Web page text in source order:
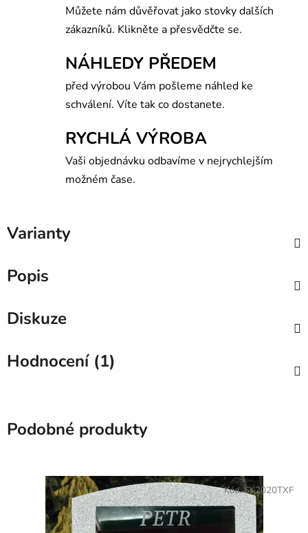
Můžete nám důvěřovat jako stovky dalších
zákazníků. Klikněte a přesvědčte se.
NÁHLEDY PŘEDEM
před výrobou Vám pošleme náhled ke
schválení. Víte tak co dostanete.
RYCHLÁ VÝROBA
Vaši objednávku odbavíme v nejrychlejším
možném čase.
Varianty
Popis
Diskuze
Hodnocení (1)
Podobné produkty
Kód:SK2020TXF